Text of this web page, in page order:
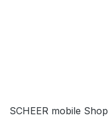
SCHEER mobile Shop